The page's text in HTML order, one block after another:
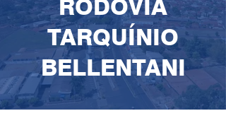
RODOVIA
TARQUÍNIO
BELLENTANI